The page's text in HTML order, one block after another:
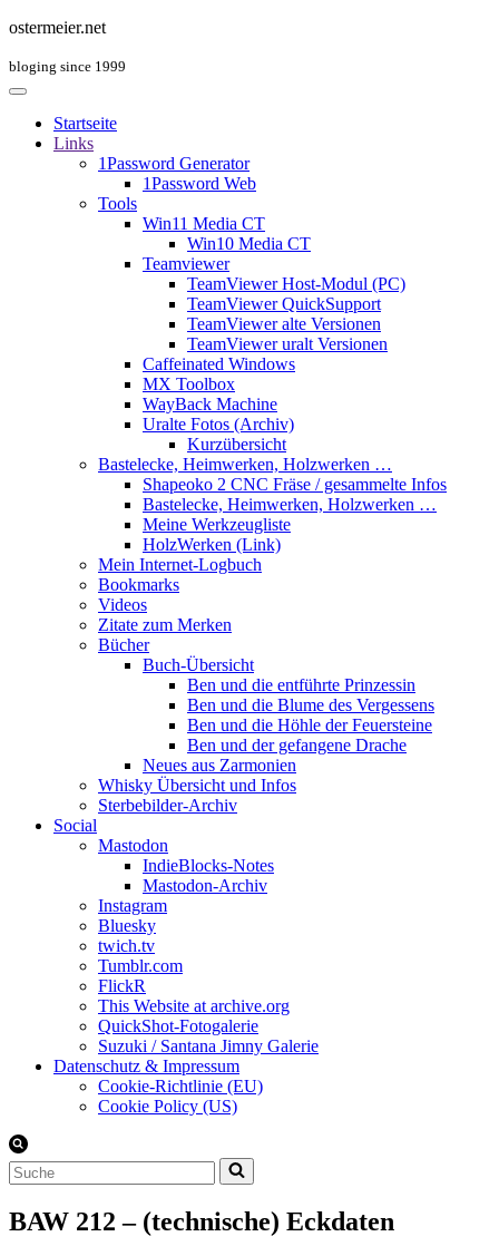
ostermeier.net
bloging since 1999
Startseite
Links
1Password Generator
1Password Web
Tools
Win11 Media CT
Win10 Media CT
Teamviewer
TeamViewer Host-Modul (PC)
TeamViewer QuickSupport
TeamViewer alte Versionen
TeamViewer uralt Versionen
Caffeinated Windows
MX Toolbox
WayBack Machine
Uralte Fotos (Archiv)
Kurzübersicht
Bastelecke, Heimwerken, Holzwerken …
Shapeoko 2 CNC Fräse / gesammelte Infos
Bastelecke, Heimwerken, Holzwerken …
Meine Werkzeugliste
HolzWerken (Link)
Mein Internet-Logbuch
Bookmarks
Videos
Zitate zum Merken
Bücher
Buch-Übersicht
Ben und die entführte Prinzessin
Ben und die Blume des Vergessens
Ben und die Höhle der Feuersteine
Ben und der gefangene Drache
Neues aus Zarmonien
Whisky Übersicht und Infos
Sterbebilder-Archiv
Social
Mastodon
IndieBlocks-Notes
Mastodon-Archiv
Instagram
Bluesky
twich.tv
Tumblr.com
FlickR
This Website at archive.org
QuickShot-Fotogalerie
Suzuki / Santana Jimny Galerie
Datenschutz & Impressum
Cookie-Richtlinie (EU)
Cookie Policy (US)
Suchen
nach …
BAW 212 – (technische) Eckdaten